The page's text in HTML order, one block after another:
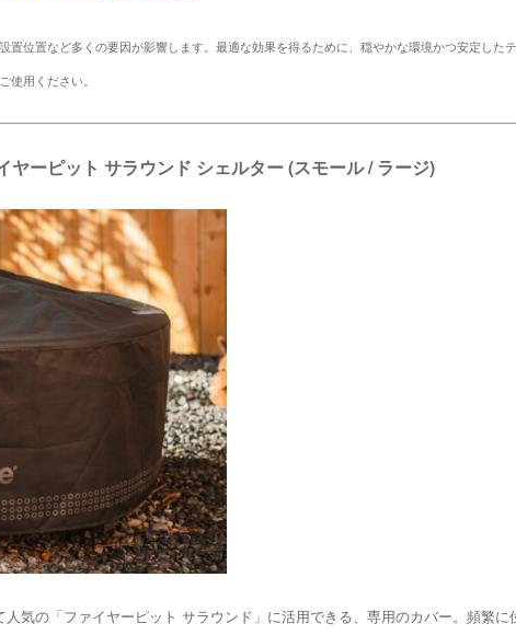
位置など多くの要因が影響します。最適な効果を得るために、穏やかな環境かつ安定した
使用ください。
ーピット サラウンド シェルター (スモール / ラージ)
気の「ファイヤーピット サラウンド」に活用できる、専用のカバー。頻繁